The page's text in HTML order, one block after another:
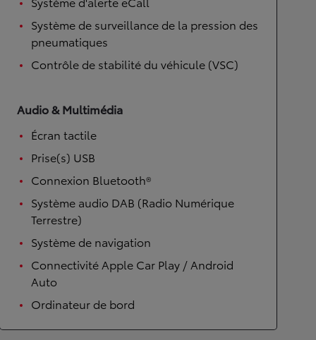
Système de surveillance de la pression des
pneumatiques
Contrôle de stabilité du véhicule (VSC)
Audio & Multimédia
Écran tactile
Prise(s) USB
Connexion Bluetooth®
Système audio DAB (Radio Numérique
Terrestre)
Système de navigation
Connectivité Apple Car Play / Android
Auto
Ordinateur de bord